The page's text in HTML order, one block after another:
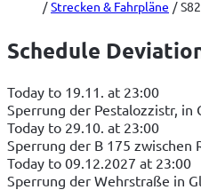
Strecken & Fahrpläne
Schedule
Today to 19.11. at 23:00
Sperrung der Pestalozzistr, in
Today to 29.10. at 23:00
Sperrung der B 175 zwischen
Today to 09.12.2027 at 23:00
Sperrung der Wehrstraße in